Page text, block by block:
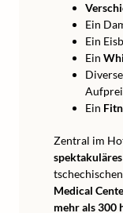
Ein
Ein
Ein
Ein
Zentral im
spektakuläres
Medical
mehr als 300